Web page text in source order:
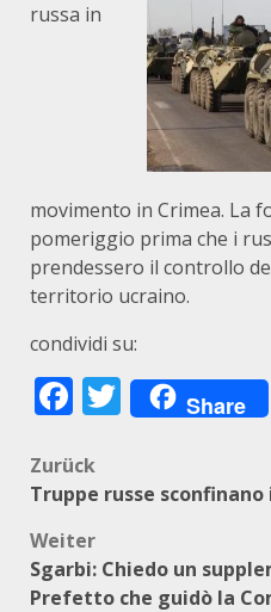
russa in
movimento in Crimea. La
pomeriggio prima che i
prendessero il controllo
territorio ucraino.
condividi su:
Facebook
Twitter
Share
Zurück
Truppe russe sconfinano
Weiter
Sgarbi: Chiedo un
Prefetto che guidò la